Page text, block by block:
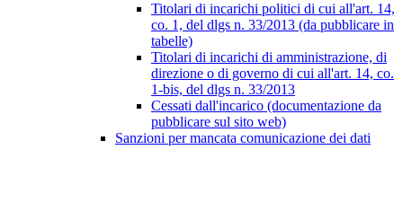
Titolari di incarichi politici di cui all'art. 14,
co. 1, del dlgs n. 33/2013 (da pubblicare in
tabelle)
Titolari di incarichi di amministrazione, di
direzione o di governo di cui all'art. 14, co.
1-bis, del dlgs n. 33/2013
Cessati dall'incarico (documentazione da
pubblicare sul sito web)
Sanzioni per mancata comunicazione dei dati